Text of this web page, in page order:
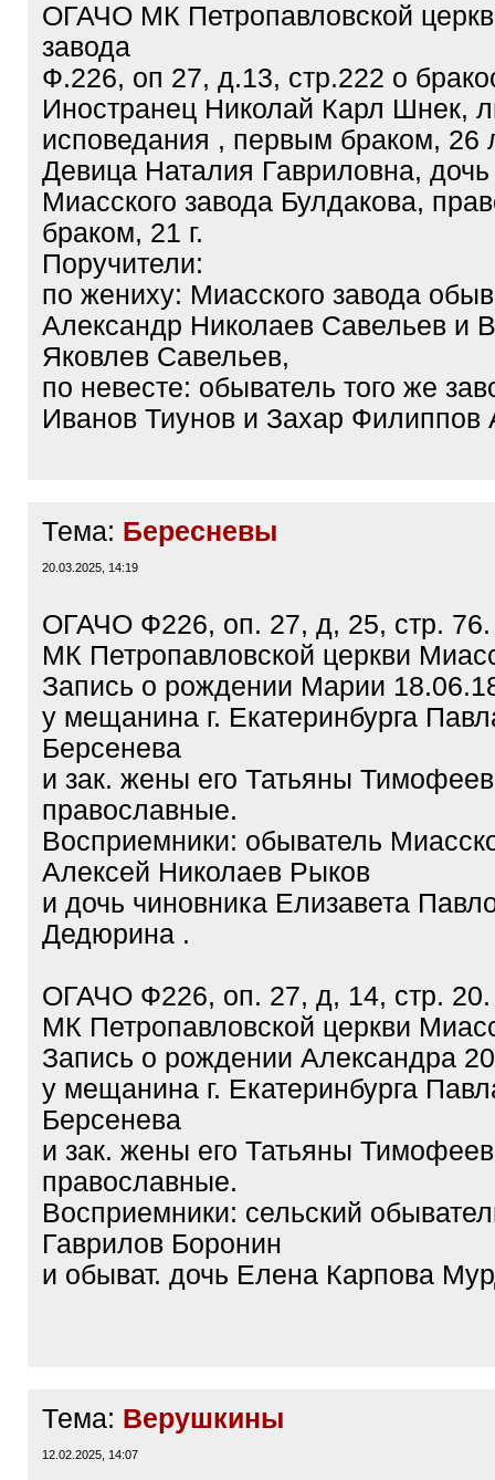
ОГАЧО МК Петропавловской
завода
Ф.226, оп 27, д.13, стр.222 о
Иностранец Николай Карл Шнек,
исповедания , первым браком, 26
Девица Наталия Гавриловна,
Миасского завода Булдакова,
браком, 21 г.
Поручители:
по жениху: Миасского завода
Александр Николаев Савельев и
Яковлев Савельев,
по невесте: обыватель того же
Иванов Тиунов и Захар Филиппов
Тема: Бересневы
20.03.2025, 14:19
ОГАЧО Ф226, оп. 27, д, 25, стр. 76.
МК Петропавловской церкви
Запись о рождении Марии
у мещанина г. Екатеринбурга
Берсенева
и зак. жены его Татьяны
православные.
Восприемники: обыватель
Алексей Николаев Рыков
и дочь чиновника Елизавета
Дедюрина .
ОГАЧО Ф226, оп. 27, д, 14, стр. 20.
МК Петропавловской церкви
Запись о рождении Александра
у мещанина г. Екатеринбурга
Берсенева
и зак. жены его Татьяны
православные.
Восприемники: сельский
Гаврилов Боронин
и обыват. дочь Елена Карпова
Тема: Верушкины
12.02.2025, 14:07